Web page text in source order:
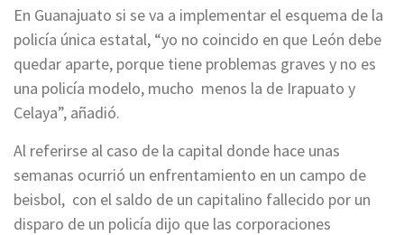
En Guanajuato si se va a implementar el esquema de la
policía única estatal, “yo no coincido en que León debe
quedar aparte, porque tiene problemas graves y no es
una policía modelo, mucho menos la de Irapuato y
Celaya”, añadió.
Al referirse al caso de la capital donde hace unas
semanas ocurrió un enfrentamiento en un campo de
beisbol, con el saldo de un capitalino fallecido por un
disparo de un policía dijo que las corporaciones